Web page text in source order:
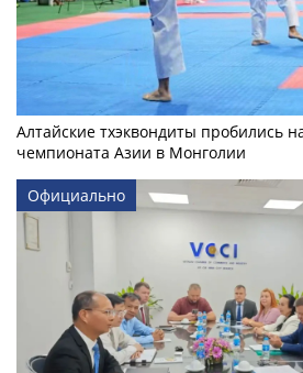
Алтайские тхэквондиты пробились
чемпионата Азии в Монголии
Официально